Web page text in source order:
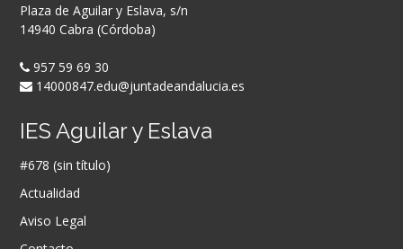
Plaza de Aguilar y Eslava, s/n
14940 Cabra (Córdoba)
957 59 69 30
14000847.edu@juntadeandalucia.es
IES Aguilar y Eslava
#678 (sin título)
Actualidad
Aviso Legal